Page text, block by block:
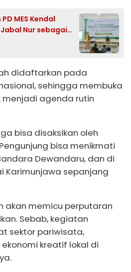
MES Kendal
Nur sebagai
Unggulan
didaftarkan pada
sehingga membuka
menjadi agenda rutin
bisa disaksikan oleh
bisa menikmati
Dewandaru, dan di
Karimunjawa sepanjang
akan memicu perputaran
Sebab, kegiatan
sektor pariwisata,
kreatif lokal di